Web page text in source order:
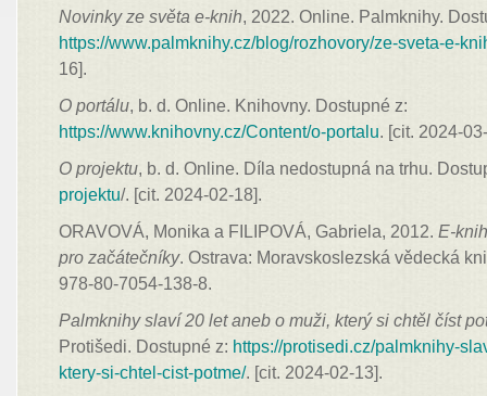
Novinky ze světa e-knih, 2022. Online. Palmknihy.
https://www.palmknihy.cz/blog/rozhovory/ze-sveta-e-
16].
O portálu, b. d. Online. Knihovny. Dostupné z:
https://www.knihovny.cz/Content/o-portalu. [cit. 2024-
O projektu, b. d. Online. Díla nedostupná na trhu.
projektu/. [cit. 2024-02-18].
ORAVOVÁ, Monika a FILIPOVÁ, Gabriela, 2012.E-
pro začátečníky. Ostrava: Moravskoslezská vědecká
978-80-7054-138-8.
Palmknihy slaví 20 let aneb o muži, který si chtěl číst
Protišedi. Dostupné z: https://protisedi.cz/palmknihy-
ktery-si-chtel-cist-potme/. [cit. 2024-02-13].